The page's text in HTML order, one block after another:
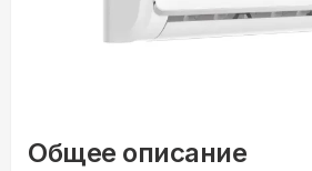
Общее описание